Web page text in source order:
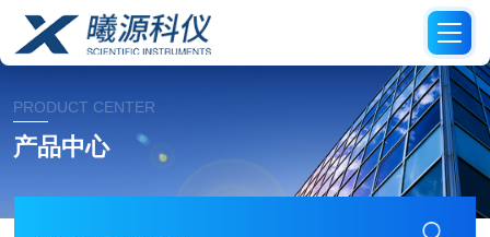
PRODUCT CENTER
产品中心